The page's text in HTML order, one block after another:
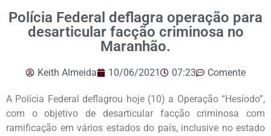
Polícia Federal deflagra operação para
desarticular facção criminosa no
Maranhão.
Keith Almeida 10/06/2021 07:23 Comente
A Polícia Federal deflagrou hoje (10) a Operação “Hesíodo”,
com o objetivo de desarticular facção criminosa com
ramificação em vários estados do país, inclusive no estado